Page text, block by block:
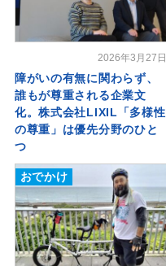
2026年3月27日
障がいの有無に関わらず、
誰もが尊重される企業文
化。株式会社LIXIL「多様性
の尊重」は優先分野のひと
つ
おでかけ